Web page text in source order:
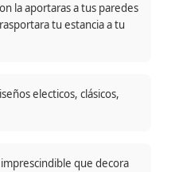
la aportaras a tus paredes
tu estancia a tu
electicos, clásicos,
imprescindible que decora